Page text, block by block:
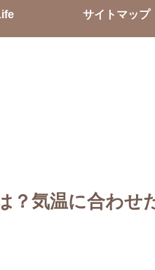
サイトマップ
？気温に合わせ